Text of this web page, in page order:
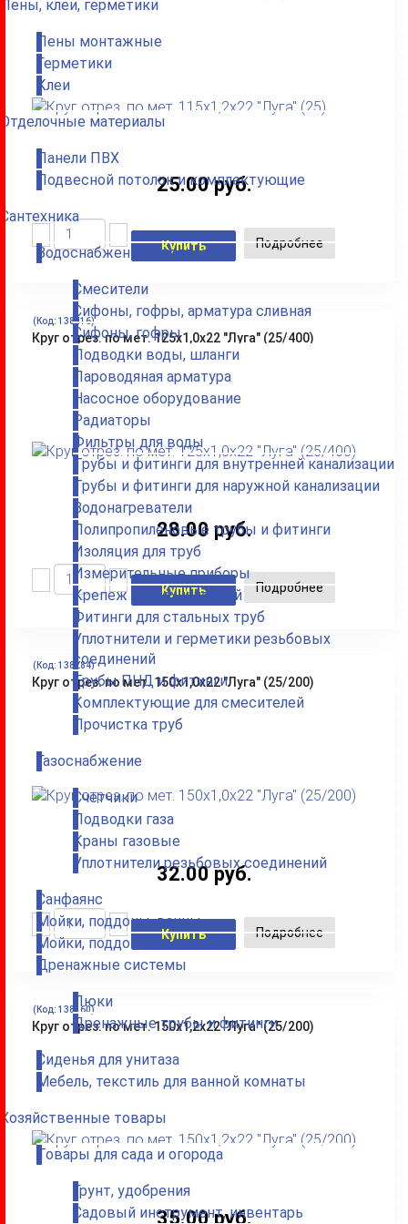
Пены, клеи, герметики
Пены монтажные
Герметики
Клеи
Отделочные материалы
Панели ПВХ
Подвесной потолок и комплектующие
Сантехника
Водоснабжение, отопление
Смесители
Сифоны, гофры, арматура сливная
Сифоны, гофры
Подводки воды, шланги
Пароводяная арматура
Насосное оборудование
Радиаторы
Фильтры для воды
Трубы и фитинги для внутренней канализации
Трубы и фитинги для наружной канализации
Водонагреватели
Полипропиленовые трубы и фитинги
Изоляция для труб
Измерительные приборы
Крепеж сантехнический
Фитинги для стальных труб
Уплотнители и герметики резьбовых
соединений
Трубы ПНД и фитинги
Комплектующие для смесителей
Прочистка труб
Газоснабжение
Счетчики
Подводки газа
Краны газовые
Уплотнители резьбовых соединений
Санфаянс
Мойки, поддоны, ванны
Мойки, поддоны
Дренажные системы
Люки
Дренажные трубы и фитинги
Сиденья для унитаза
Мебель, текстиль для ванной комнаты
Хозяйственные товары
Товары для сада и огорода
Грунт, удобрения
Садовый инструмент, инвентарь
25.00 руб.
Купить Подробнее
Круг отрез. по мет. 125х1,0х22 "Луга" (25/400)
(Код: 138416)
28.00 руб.
Купить Подробнее
Круг отрез. по мет. 150х1,0х22 "Луга" (25/200)
(Код: 138284)
32.00 руб.
Купить Подробнее
Круг отрез. по мет. 150х1,2х22 "Луга" (25/200)
(Код: 138160)
35.00 руб.